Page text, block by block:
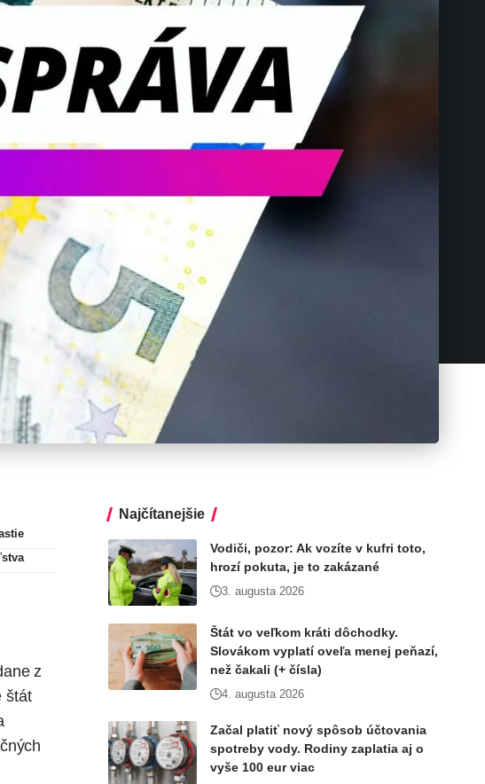
z
štát
Najčítanejšie
Vodiči, pozor: Ak vozíte v kufri toto,
hrozí pokuta, je to zakázané
3. augusta 2026
Štát vo veľkom kráti dôchodky.
Slovákom vyplatí oveľa menej peňazí,
než čakali (+ čísla)
4. augusta 2026
Začal platiť nový spôsob účtovania
spotreby vody. Rodiny zaplatia aj o
vyše 100 eur viac